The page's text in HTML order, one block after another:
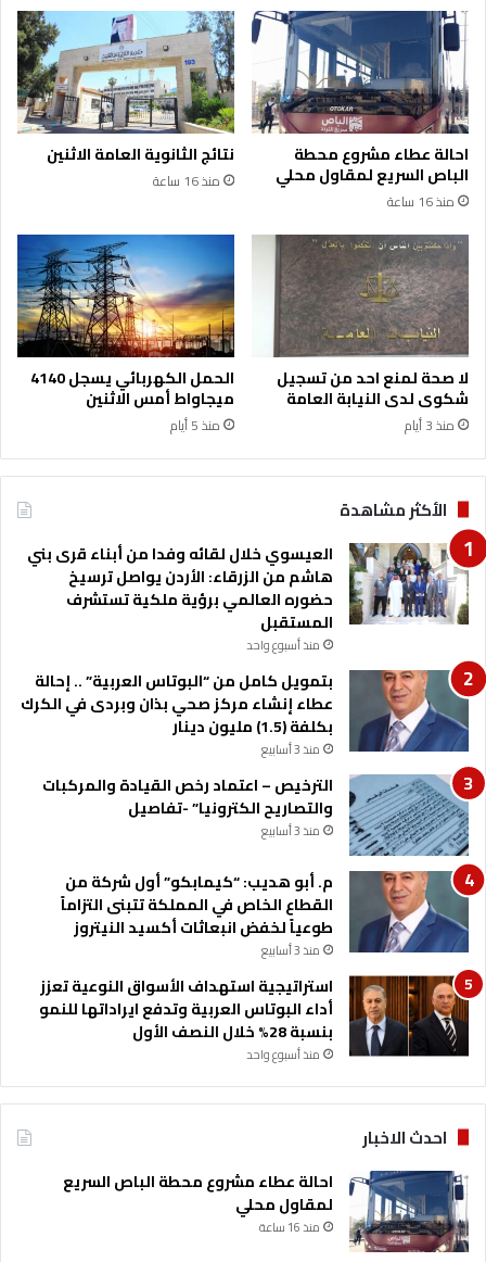
احالة عطاء مشروع محطة
الباص السريع لمقاول محلي
منذ 16 ساعة
نتائج الثانوية العامة الاثنين
منذ 16 ساعة
لا صحة لمنع احد من تسجيل
شكوى لدى النيابة العامة
منذ 3 أيام
الحمل الكهربائي يسجل 4140
ميجاواط أمس الاثنين
منذ 5 أيام
الأكثر مشاهدة
العيسوي خلال لقائه وفدا من أبناء قرى بني
هاشم من الزرقاء: الأردن يواصل ترسيخ
حضوره العالمي برؤية ملكية تستشرف
المستقبل
منذ أسبوع واحد
بتمويل كامل من “البوتاس العربية” .. إحالة
عطاء إنشاء مركز صحي بذان وبردى في الكرك
بكلفة (1.5) مليون دينار
منذ 3 أسابيع
الترخيص – اعتماد رخص القيادة والمركبات
والتصاريح الكترونيا” -تفاصيل
منذ 3 أسابيع
م. أبو هديب: “كيمابكو” أول شركة من
القطاع الخاص في المملكة تتبنى التزاماً
طوعياً لخفض انبعاثات أكسيد النيتروز
منذ 3 أسابيع
استراتيجية استهداف الأسواق النوعية تعزز
أداء البوتاس العربية وتدفع ايراداتها للنمو
بنسبة 28% خلال النصف الأول
منذ أسبوع واحد
احدث الاخبار
احالة عطاء مشروع محطة الباص السريع
لمقاول محلي
منذ 16 ساعة